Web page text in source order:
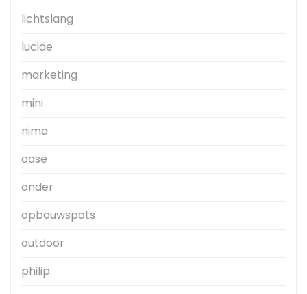
lichtslang
lucide
marketing
mini
nima
oase
onder
opbouwspots
outdoor
philip